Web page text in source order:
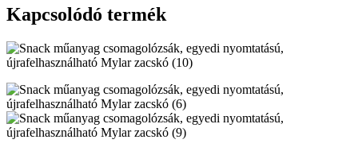
Kapcsolódó termék